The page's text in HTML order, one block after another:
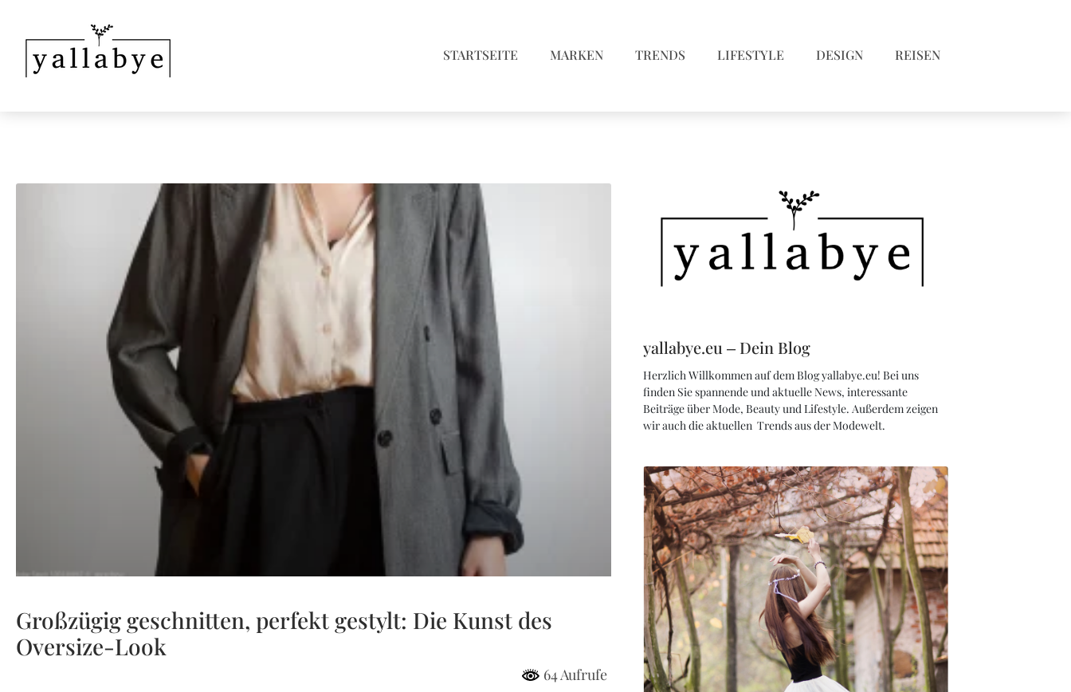
STARTSEITE MARKEN TRENDS LIFESTYLE DESIGN REISEN
Großzügig geschnitten, perfekt gestylt: Die Kunst des
Oversize-Look
64 Aufrufe
yallabye.eu – Dein Blog
Herzlich Willkommen auf dem Blog yallabye.eu! Bei uns
finden Sie spannende und aktuelle News, interessante
Beiträge über Mode, Beauty und Lifestyle. Außerdem zeigen
wir auch die aktuellen Trends aus der Modewelt.